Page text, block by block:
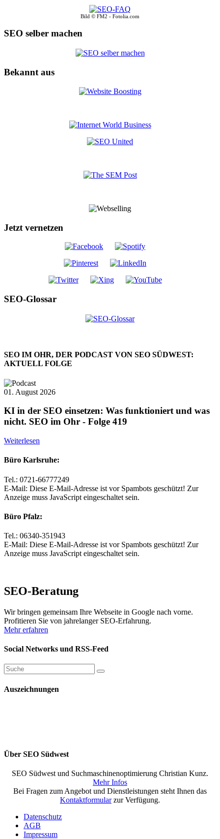
Bild © FM2 - Fotolia.com
SEO selber machen
Bekannt aus
Jetzt vernetzen
SEO-Glossar
SEO IM OHR, DER PODCAST VON SEO SÜDWEST:
AKTUELL FOLGE
01. August 2026
KI in der SEO einsetzen: Was funktioniert und was
nicht. SEO im Ohr - Folge 419
Weiterlesen
Büro Karlsruhe:
Tel.: 0721-66777249
E-Mail: Diese E-Mail-Adresse ist vor Spambots geschützt! Zur
Anzeige muss JavaScript eingeschaltet sein.
Büro Pfalz:
Tel.: 06340-351943
E-Mail: Diese E-Mail-Adresse ist vor Spambots geschützt! Zur
Anzeige muss JavaScript eingeschaltet sein.
SEO-Beratung
Wir bringen gemeinsam Ihre Webseite in Google nach vorne.
Profitieren Sie von jahrelanger SEO-Erfahrung.
Mehr erfahren
Social Networks und RSS-Feed
Auszeichnungen
Über SEO Südwest
SEO Südwest und Suchmaschinenoptimierung Christian Kunz.
Mehr Infos
Bei Fragen zum Angebot und Dienstleistungen steht Ihnen das
Kontaktformularzur Verfügung.
Datenschutz
AGB
Impressum